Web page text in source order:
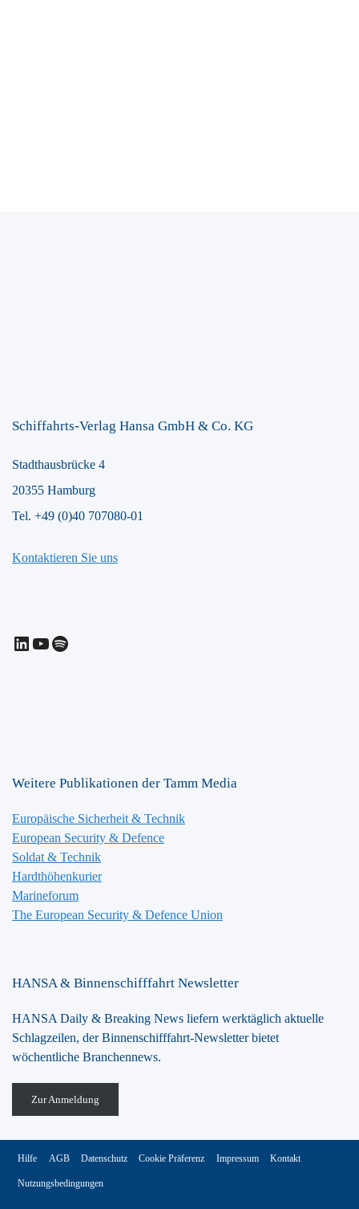
Schiffahrts-Verlag Hansa GmbH & Co. KG
Stadthausbrücke 4
20355 Hamburg
Tel. +49 (0)40 707080-01
Kontaktieren Sie uns
LinkedIn
YouTube
Spotify
Weitere Publikationen der Tamm Media
Europäische Sicherheit & Technik
European Security & Defence
Soldat & Technik
Hardthöhenkurier
Marineforum
The European Security & Defence Union
HANSA & Binnenschifffahrt Newsletter
HANSA Daily & Breaking News liefern werktäglich aktuelle
Schlagzeilen, der Binnenschifffahrt-Newsletter bietet
wöchentliche Branchennews.
Zur Anmeldung
Hilfe AGB Datenschutz Cookie Präferenz Impressum Kontakt
Nutzungsbedingungen